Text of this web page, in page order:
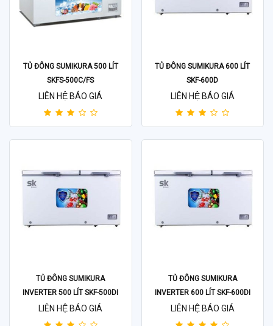
TỦ ĐÔNG SUMIKURA 500 LÍT
SKFS-500C/FS
LIÊN HỆ BÁO GIÁ
TỦ ĐÔNG SUMIKURA 600 LÍT
SKF-600D
LIÊN HỆ BÁO GIÁ
TỦ ĐÔNG SUMIKURA
INVERTER 500 LÍT SKF-500DI
LIÊN HỆ BÁO GIÁ
TỦ ĐÔNG SUMIKURA
INVERTER 600 LÍT SKF-600DI
LIÊN HỆ BÁO GIÁ